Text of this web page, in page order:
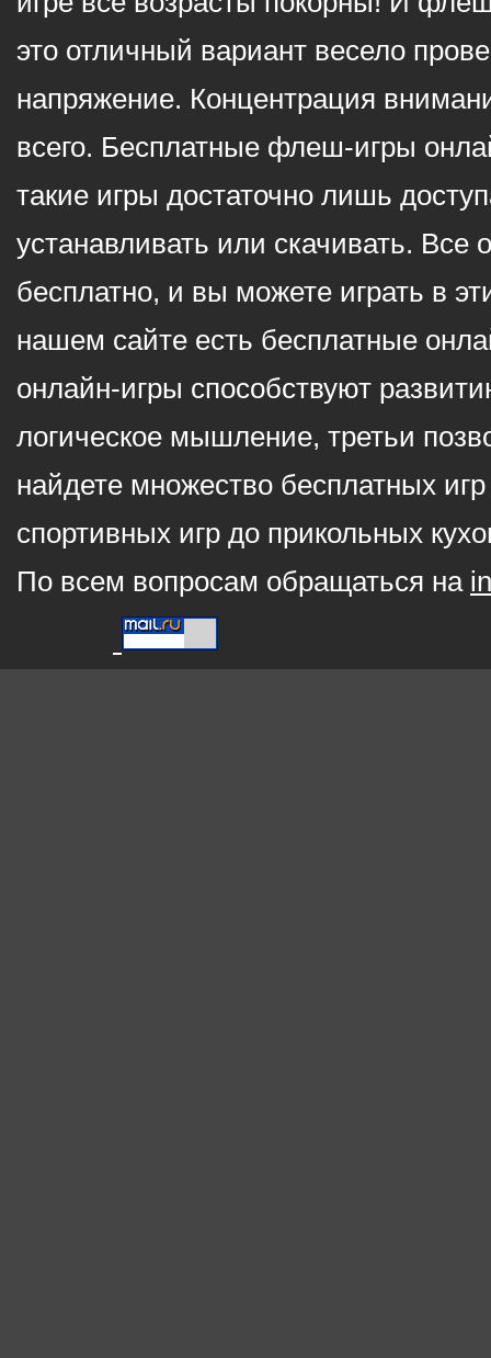
это отличный вариант весело
напряжение. Концентрация
всего. Бесплатные флеш-игры
такие игры достаточно лишь
устанавливать или скачивать.
бесплатно, и вы можете играть в
нашем сайте есть бесплатные
онлайн-игры способствуют
логическое мышление, третьи
найдете множество бесплатных
спортивных игр до прикольных
По всем вопросам обращаться на